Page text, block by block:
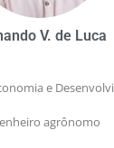
V. de Luca
e
agrônomo